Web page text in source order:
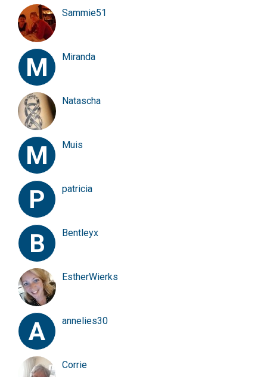
Sammie51
M Miranda
Natascha
M Muis
P patricia
B Bentleyx
EstherWierks
A annelies30
Corrie